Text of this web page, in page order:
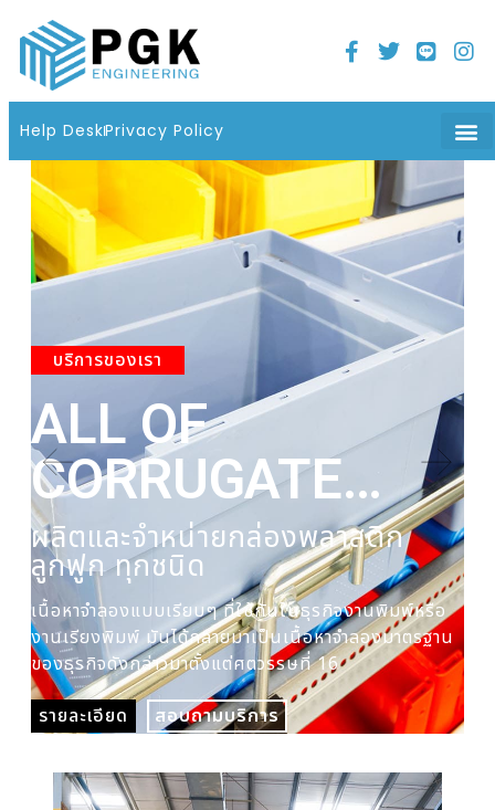
Help DeskPrivacy Policy
Home
21 มิถุนายน 2022
บริการของเรา
ALL OF
CORRUGATE
PLASTIC BOX
ผลิตและจำหน่ายกล่องพลาสติก
ลูกฟูก ทุกชนิด
เนื้อหาจำลองแบบเรียบๆ ที่ใช้กันในธุรกิจงานพิมพ์หรือ
งานเรียงพิมพ์ มันได้กลายมาเป็นเนื้อหาจำลองมาตรฐาน
ของธุรกิจดังกล่าวมาตั้งแต่ศตวรรษที่ 16
รายละเอียด
สอบถามบริการ